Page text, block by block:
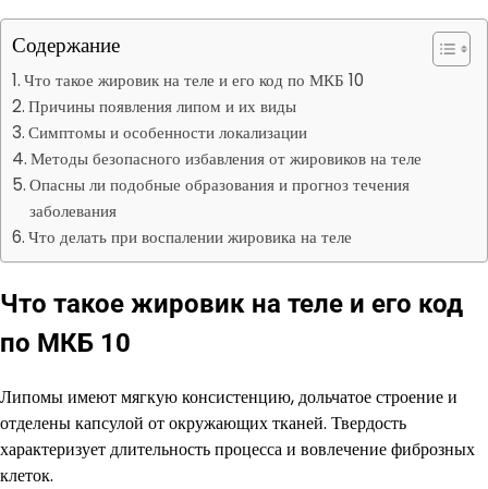
Содержание
Что такое жировик на теле и его код по МКБ 10
Причины появления липом и их виды
Симптомы и особенности локализации
Методы безопасного избавления от жировиков на теле
Опасны ли подобные образования и прогноз течения
заболевания
Что делать при воспалении жировика на теле
Что такое жировик на теле и его код
по МКБ 10
Липомы имеют мягкую консистенцию, дольчатое строение и
отделены капсулой от окружающих тканей. Твердость
характеризует длительность процесса и вовлечение фиброзных
клеток.